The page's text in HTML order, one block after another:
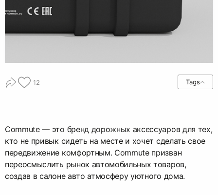
12 Tags
Сommute — это бренд дорожных аксессуаров для тех,
кто не привык сидеть на месте и хочет сделать свое
передвижение комфортным. Сommute призван
переосмыслить рынок автомобильных товаров,
создав в салоне авто атмосферу уютного дома.